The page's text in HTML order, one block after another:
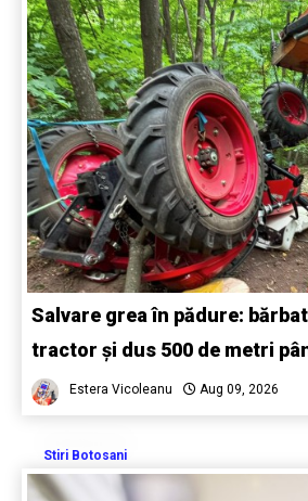
Salvare grea în pădure:
tractor și dus 500 de metri
Estera Vicoleanu Aug 09, 2026
Stiri Botosani